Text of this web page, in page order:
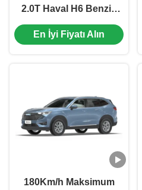
2.0T Haval H6 Benzin
Araç LED Işık 12 Metal
Deri Çok fonksiyonel
En İyi Fiyatı Alın
180Km/h Maksimum